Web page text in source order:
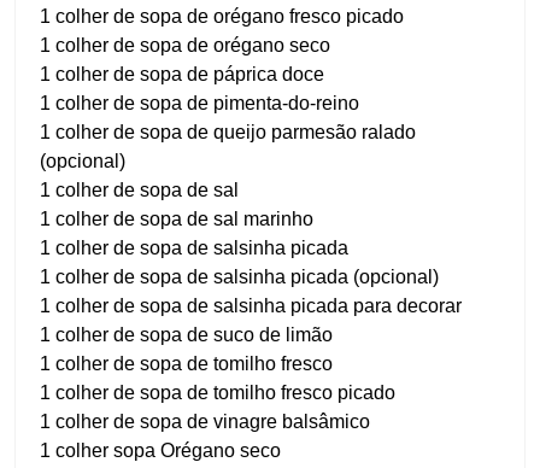
1 colher de sopa de orégano fresco picado
1 colher de sopa de orégano seco
1 colher de sopa de páprica doce
1 colher de sopa de pimenta-do-reino
1 colher de sopa de queijo parmesão ralado
(opcional)
1 colher de sopa de sal
1 colher de sopa de sal marinho
1 colher de sopa de salsinha picada
1 colher de sopa de salsinha picada (opcional)
1 colher de sopa de salsinha picada para decorar
1 colher de sopa de suco de limão
1 colher de sopa de tomilho fresco
1 colher de sopa de tomilho fresco picado
1 colher de sopa de vinagre balsâmico
1 colher sopa Orégano seco